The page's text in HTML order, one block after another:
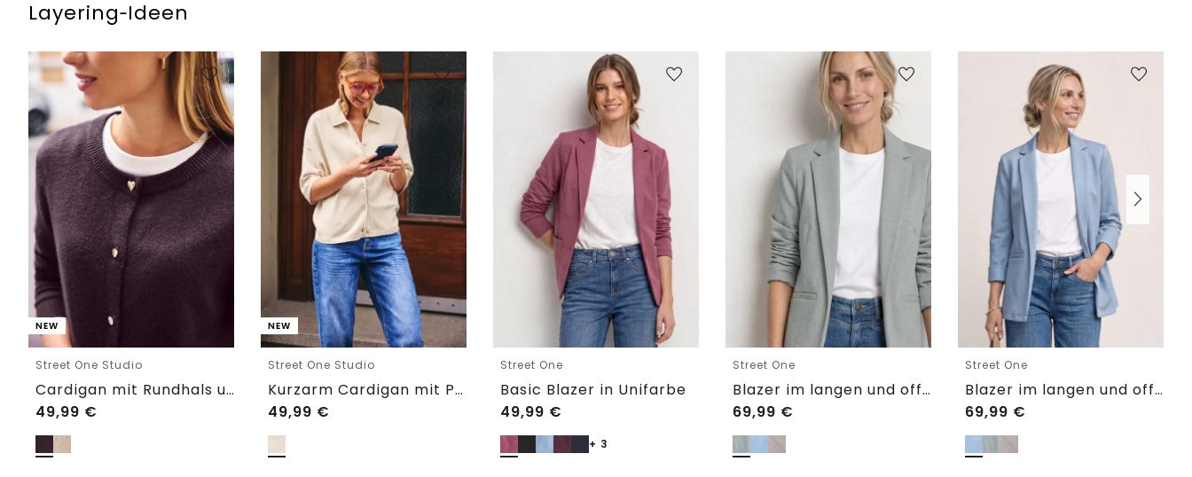
Layering‑Ideen
NEW
Street One Studio
Cardigan mit Rundhals und Knöpfen
49,99 €
NEW
Street One Studio
Kurzarm Cardigan mit Polokragen
49,99 €
Street One
Basic Blazer in Unifarbe
49,99 €
+ 3
Street One
Blazer im langen und offenen Schnitt
69,99 €
Street One
Blazer im langen und offenen Schnitt
69,99 €